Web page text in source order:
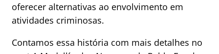
oferecer alternativas ao envolvimento em
atividades criminosas.
Contamos essa história com mais detalhes no